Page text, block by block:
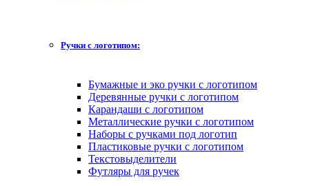
Ручки с логотипом:
Бумажные и эко ручки с логотипом
Деревянные ручки с логотипом
Карандаши с логотипом
Металлические ручки с логотипом
Наборы с ручками под логотип
Пластиковые ручки с логотипом
Текстовыделители
Футляры для ручек